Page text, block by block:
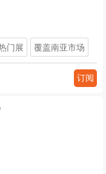
门展 覆盖南亚市场
订阅